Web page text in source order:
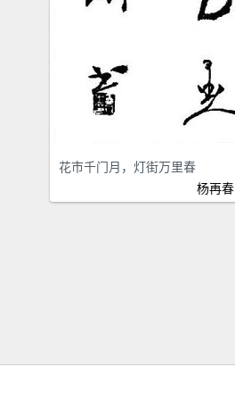
花市千门月，灯街万里春
杨再春